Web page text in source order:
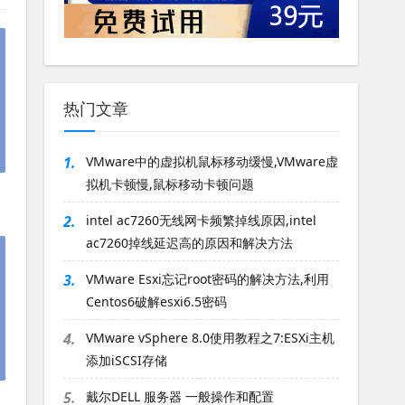
热门文章
1.
VMware中的虚拟机鼠标移动缓慢,VMware虚
拟机卡顿慢,鼠标移动卡顿问题
2.
intel ac7260无线网卡频繁掉线原因,intel
ac7260掉线延迟高的原因和解决方法
3.
VMware Esxi忘记root密码的解决方法,利用
Centos6破解esxi6.5密码
4.
VMware vSphere 8.0使用教程之7:ESXi主机
添加iSCSI存储
5. 戴尔DELL 服务器 一般操作和配置